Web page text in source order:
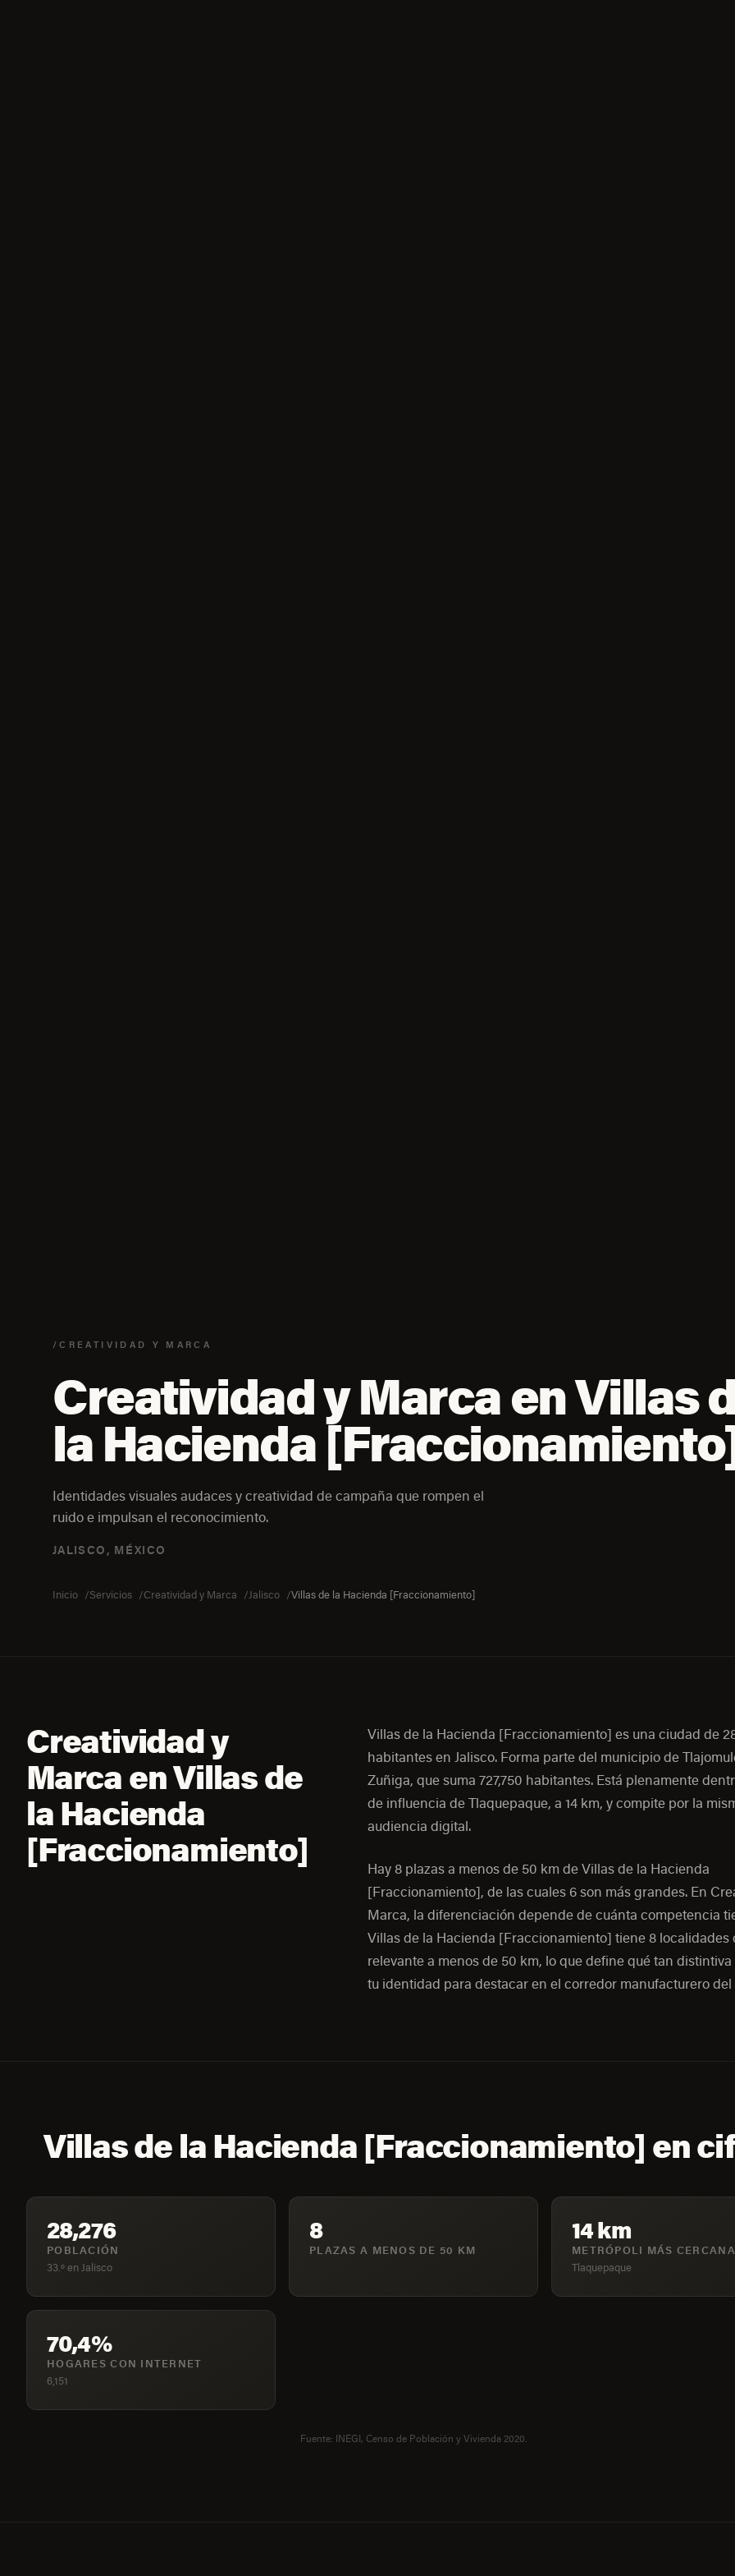
/CREATIVIDAD Y MARCA
Creatividad y Marca en Villas
la Hacienda
Identidades visuales audaces y creatividad de campaña que rompen el
ruido e impulsan el reconocimiento.
JALISCO, MÉXICO
Inicio Servicios Creatividad y Marca Jalisco Villas de la Hacienda [Fraccionamiento]
Creatividad y
Marca en Villas de
la Hacienda
[Fraccionamiento]
Villas de la Hacienda [Fraccionamiento] es una ciudad de
habitantes en Jalisco. Forma parte del municipio de
Zuñiga, que suma 727,750 habitantes. Está plenamente
de influencia de Tlaquepaque, a 14 km, y compite por la
audiencia digital.
Hay 8 plazas a menos de 50 km de Villas de la Hacienda
[Fraccionamiento], de las cuales 6 son más grandes. En
Marca, la diferenciación depende de cuánta competencia
Villas de la Hacienda [Fraccionamiento] tiene 8 localidades
relevante a menos de 50 km, lo que define qué tan
tu identidad para destacar en el corredor manufacturero del
Villas de la Hacienda [Fraccionamiento] en
28,276
POBLACIÓN
33.º en Jalisco
8
PLAZAS A MENOS DE 50 KM
14 km
METRÓPOLI MÁS CERCANA
Tlaquepaque
70,4%
HOGARES CON INTERNET
6,151
Fuente: INEGI, Censo de Población y Vivienda 2020.